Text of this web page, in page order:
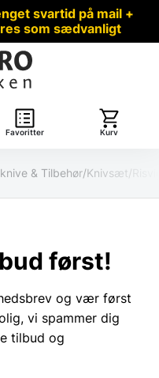
svartid på mail +
som sædvanligt
Favoritter Kurv
& Tilbehør/Knivsæt/
først!
og vær først
vi spammer dig
tilbud og